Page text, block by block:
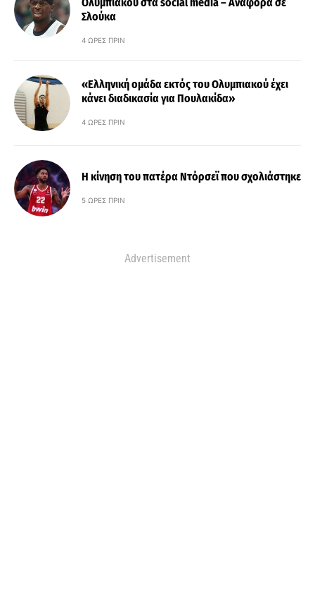
Σλούκα
4 ΏΡΕΣ ΠΡΙΝ
«Ελληνική ομάδα εκτός του Ολυμπιακού έχει
κάνει διαδικασία για Πουλακίδα»
4 ΏΡΕΣ ΠΡΙΝ
Η κίνηση του πατέρα Ντόρσεϊ που σχολιάστηκε
5 ΏΡΕΣ ΠΡΙΝ
Advertisement